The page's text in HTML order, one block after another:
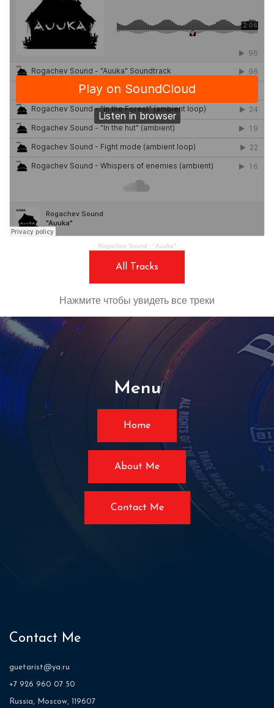
Rogachev Sound · "Auuka"
All Tracks
Нажмите чтобы увидеть все треки
Menu
Home
About Me
Contact Me
Contact Me
guetarist@ya.ru
+7 926 960 07 50
Russia, Moscow, 119607